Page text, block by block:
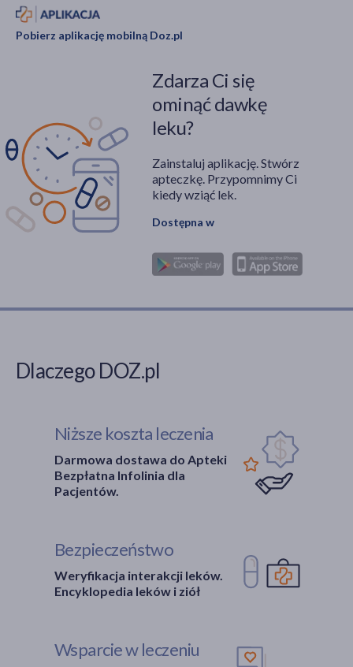
Pobierz aplikację mobilną Doz.pl
Zdarza Ci się
ominąć dawkę
leku?
Zainstaluj aplikację. Stwórz
apteczkę. Przypomnimy Ci
kiedy wziąć lek.
Dostępna w
Dlaczego DOZ.pl
Niższe koszta leczenia
Darmowa dostawa do Apteki
Bezpłatna Infolinia dla
Pacjentów.
Bezpieczeństwo
Weryfikacja interakcji leków.
Encyklopedia leków i ziół
Wsparcie w leczeniu